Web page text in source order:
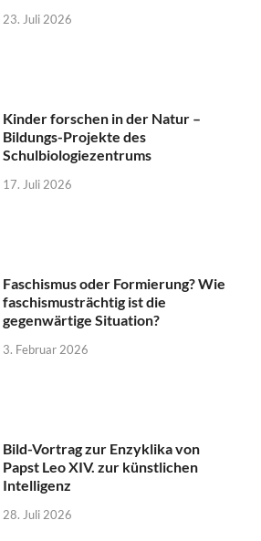
23. Juli 2026
Kinder forschen in der Natur –
Bildungs-Projekte des
Schulbiologiezentrums
17. Juli 2026
Faschismus oder Formierung? Wie
faschismusträchtig ist die
gegenwärtige Situation?
3. Februar 2026
Bild-Vortrag zur Enzyklika von
Papst Leo XIV. zur künstlichen
Intelligenz
28. Juli 2026